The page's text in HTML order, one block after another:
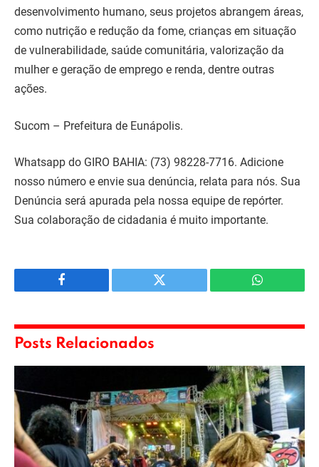
desenvolvimento humano, seus projetos abrangem áreas,
como nutrição e redução da fome, crianças em situação
de vulnerabilidade, saúde comunitária, valorização da
mulher e geração de emprego e renda, dentre outras
ações.
Sucom – Prefeitura de Eunápolis.
Whatsapp do GIRO BAHIA: (73) 98228-7716. Adicione
nosso número e envie sua denúncia, relata para nós. Sua
Denúncia será apurada pela nossa equipe de repórter.
Sua colaboração de cidadania é muito importante.
Facebook Twitter WhatsApp
Posts Relacionados